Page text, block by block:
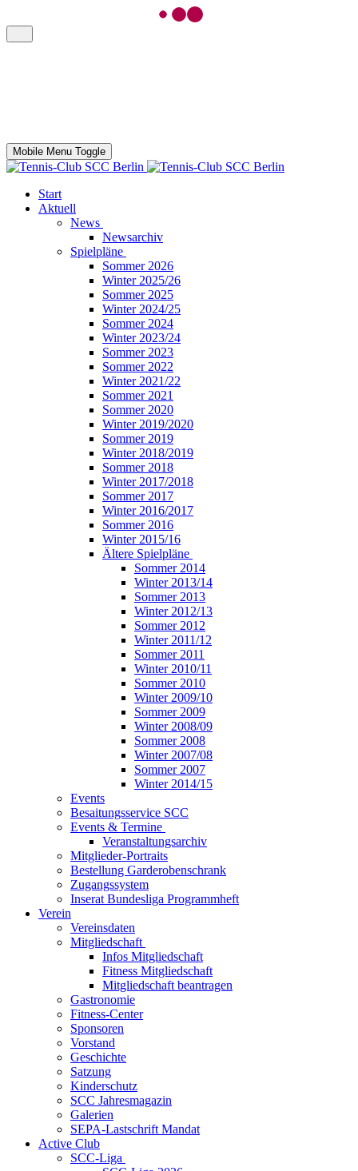
Mobile Menu Toggle
Start
Aktuell
News
Newsarchiv
Spielpläne
Sommer 2026
Winter 2025/26
Sommer 2025
Winter 2024/25
Sommer 2024
Winter 2023/24
Sommer 2023
Sommer 2022
Winter 2021/22
Sommer 2021
Sommer 2020
Winter 2019/2020
Sommer 2019
Winter 2018/2019
Sommer 2018
Winter 2017/2018
Sommer 2017
Winter 2016/2017
Sommer 2016
Winter 2015/16
Ältere Spielpläne
Sommer 2014
Winter 2013/14
Sommer 2013
Winter 2012/13
Sommer 2012
Winter 2011/12
Sommer 2011
Winter 2010/11
Sommer 2010
Winter 2009/10
Sommer 2009
Winter 2008/09
Sommer 2008
Winter 2007/08
Sommer 2007
Winter 2014/15
Events
Besaitungsservice SCC
Events & Termine
Veranstaltungsarchiv
Mitglieder-Portraits
Bestellung Garderobenschrank
Zugangssystem
Inserat Bundesliga Programmheft
Verein
Vereinsdaten
Mitgliedschaft
Infos Mitgliedschaft
Fitness Mitgliedschaft
Mitgliedschaft beantragen
Gastronomie
Fitness-Center
Sponsoren
Vorstand
Geschichte
Satzung
Kinderschutz
SCC Jahresmagazin
Galerien
SEPA-Lastschrift Mandat
Active Club
SCC-Liga